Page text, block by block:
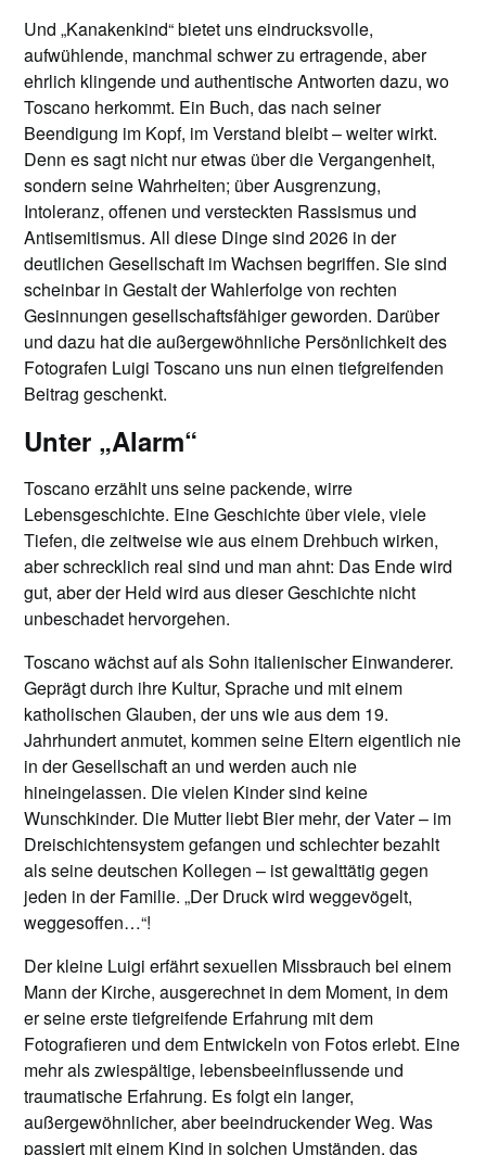
Und „Kanakenkind“ bietet uns eindrucksvolle,
aufwühlende, manchmal schwer zu ertragende, aber
ehrlich klingende und authentische Antworten dazu, wo
Toscano herkommt. Ein Buch, das nach seiner
Beendigung im Kopf, im Verstand bleibt – weiter wirkt.
Denn es sagt nicht nur etwas über die Vergangenheit,
sondern seine Wahrheiten; über Ausgrenzung,
Intoleranz, offenen und versteckten Rassismus und
Antisemitismus. All diese Dinge sind 2026 in der
deutlichen Gesellschaft im Wachsen begriffen. Sie sind
scheinbar in Gestalt der Wahlerfolge von rechten
Gesinnungen gesellschaftsfähiger geworden. Darüber
und dazu hat die außergewöhnliche Persönlichkeit des
Fotografen Luigi Toscano uns nun einen tiefgreifenden
Beitrag geschenkt.
Unter „Alarm“
Toscano erzählt uns seine packende, wirre
Lebensgeschichte. Eine Geschichte über viele, viele
Tiefen, die zeitweise wie aus einem Drehbuch wirken,
aber schrecklich real sind und man ahnt: Das Ende wird
gut, aber der Held wird aus dieser Geschichte nicht
unbeschadet hervorgehen.
Toscano wächst auf als Sohn italienischer Einwanderer.
Geprägt durch ihre Kultur, Sprache und mit einem
katholischen Glauben, der uns wie aus dem 19.
Jahrhundert anmutet, kommen seine Eltern eigentlich nie
in der Gesellschaft an und werden auch nie
hineingelassen. Die vielen Kinder sind keine
Wunschkinder. Die Mutter liebt Bier mehr, der Vater – im
Dreischichtensystem gefangen und schlechter bezahlt
als seine deutschen Kollegen – ist gewalttätig gegen
jeden in der Familie. „Der Druck wird weggevögelt,
weggesoffen…“!
Der kleine Luigi erfährt sexuellen Missbrauch bei einem
Mann der Kirche, ausgerechnet in dem Moment, in dem
er seine erste tiefgreifende Erfahrung mit dem
Fotografieren und dem Entwickeln von Fotos erlebt. Eine
mehr als zwiespältige, lebensbeeinflussende und
traumatische Erfahrung. Es folgt ein langer,
außergewöhnlicher, aber beeindruckender Weg. Was
passiert mit einem Kind in solchen Umständen, das